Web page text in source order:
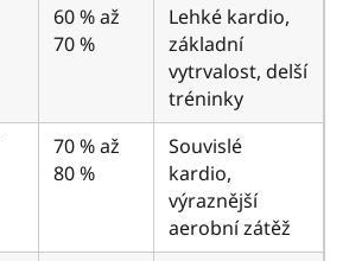
60 % až
70 %
Lehké kardio,
základní
vytrvalost, delší
tréninky
70 % až
80 %
Souvislé
kardio,
výraznější
aerobní zátěž